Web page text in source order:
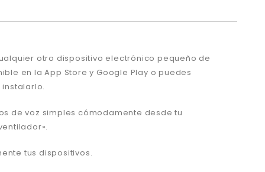
otro dispositivo electrónico pequeño de
en la App Store y Google Play o puedes
de voz simples cómodamente desde tu
tus dispositivos.